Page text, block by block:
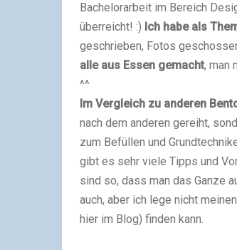
Bachelorarbeit im Bereich
überreicht! :) Ich habe als
geschrieben, Fotos
alle aus Essen gemacht, man
^^
Im Vergleich zu anderen
nach dem anderen gereiht,
zum Befüllen und
gibt es sehr viele Tipps und
sind so, dass man das Ganze
auch, aber ich lege nicht
hier im Blog) finden kann.